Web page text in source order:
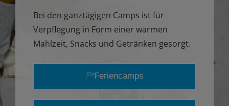
Bei den ganztägigen Camps ist für
Verpflegung in Form einer warmen
Mahlzeit, Snacks und Getränken gesorgt.
Feriencamps